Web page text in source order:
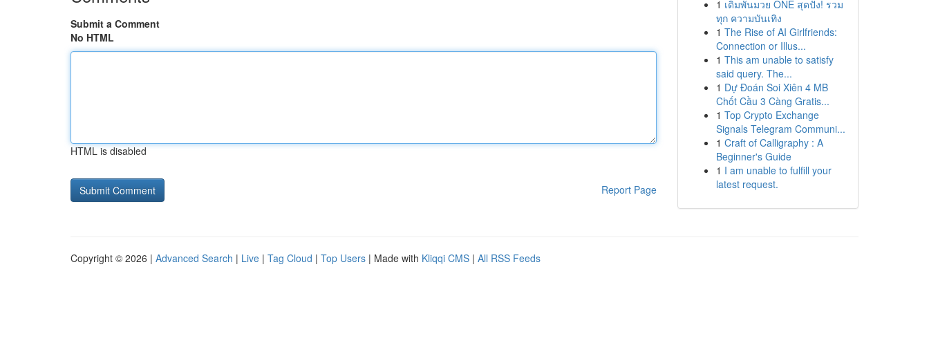
Submit a Comment
No HTML
HTML is disabled
Report Page
1 เดิมพันมวย ONE สุดปัง! รวม
ทุก ความบันเทิง
1 The Rise of AI Girlfriends:
Connection or Illus...
1 This am unable to satisfy
said query. The...
1 Dự Đoán Soi Xiên 4 MB
Chốt Cầu 3 Càng Gratis...
1 Top Crypto Exchange
Signals Telegram Communi...
1 Craft of Calligraphy : A
Beginner's Guide
1 I am unable to fulfill your
latest request.
Copyright © 2026 | Advanced Search | Live | Tag Cloud | Top Users | Made with Kliqqi CMS | All RSS Feeds